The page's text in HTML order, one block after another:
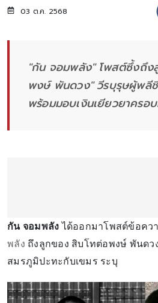
03 ต.ค. 2568
"กัน จอมพลัง" โพสต์ซึ้งถึง
พงษ์ พันดวง" วีรบุรุษผู้พลี
พร้อมมอบเงินเยียวยาครอ
กัน จอมพลัง ได้ออกมาโพสต์ข้อคว
พลัง ถึงลูกของ สิบโทต่อพงษ์ พันดว
สมรภูมิปะทะกับเขมร ระบุ